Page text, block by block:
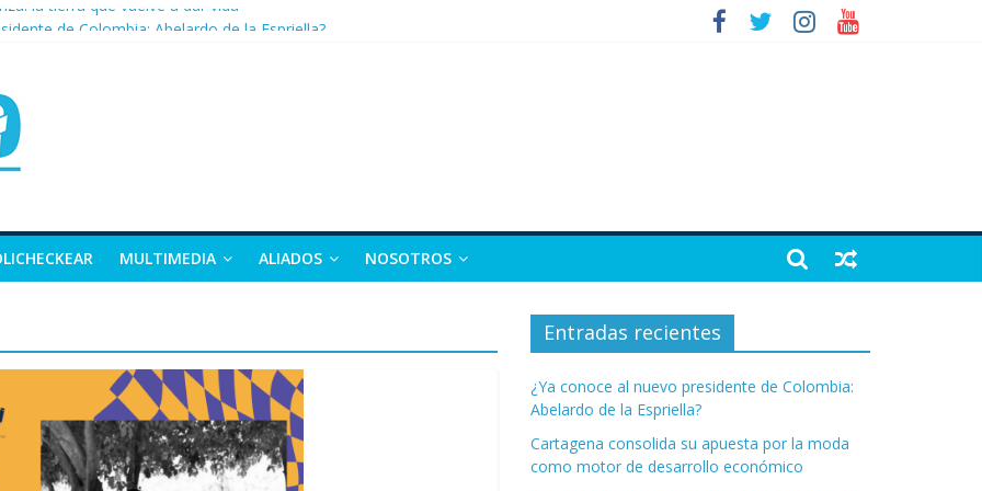
la tierra que vuelve a dar vida
exvicepresidente y figura clave de la política colombiana
y Nariño deja 21 muertos y más de 50 heridos
MULTIMEDIA ALIADOS NOSOTROS
Entradas recientes
¿Ya conoce al nuevo presidente de Colombia:
Abelardo de la Espriella?
Cartagena consolida su apuesta por la moda
como motor de desarrollo económico